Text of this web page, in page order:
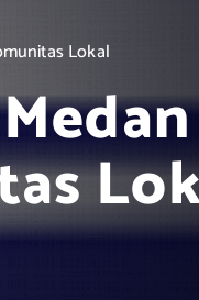
Lokal